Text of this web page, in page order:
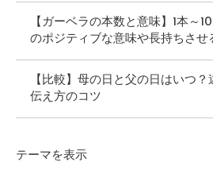
【ガーベラの本数と意味】1本～
のポジティブな意味や長持ちさせ
【比較】母の日と父の日はいつ
伝え方のコツ
テーマ を表示